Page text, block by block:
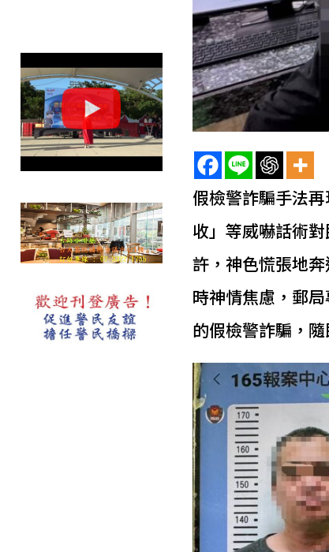
假檢警詐騙手法
收」等威嚇話術
許，神色慌張地
時神情焦慮，郵
的假檢警詐騙，